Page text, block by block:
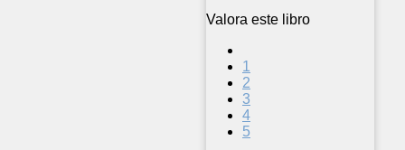
Valora este libro
1
2
3
4
5